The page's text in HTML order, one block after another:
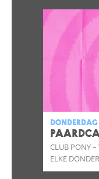
donderdag
CLUB PONY
ELKE